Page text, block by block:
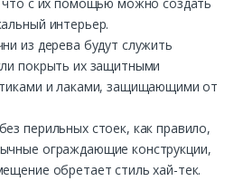
интерьер.
из дерева будут служить
покрыть их защитными
и лаками, защищающими от
перильных стоек, как правило,
ограждающие конструкции,
обретает стиль хай-тек.